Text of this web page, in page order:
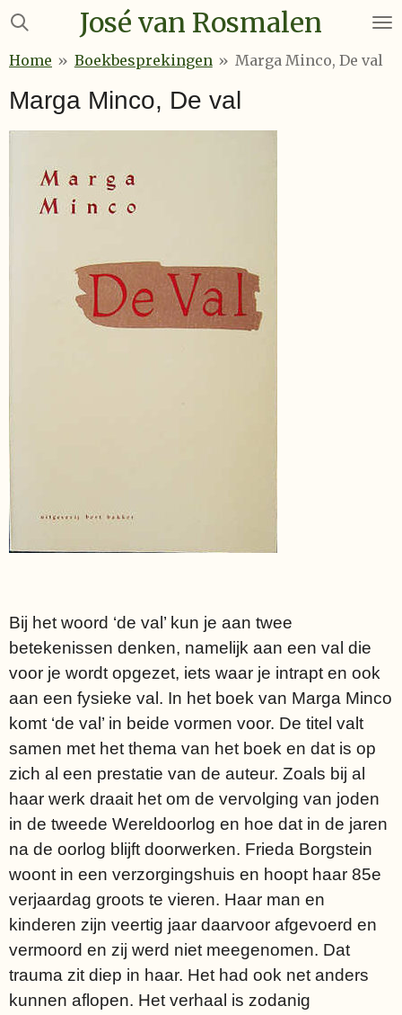
Ga
naar
hoofdinhoud
José van Rosmalen
Home » Boekbesprekingen » Marga Minco, De val
Marga Minco, De val
Bij het woord ‘de val’ kun je aan twee
betekenissen denken, namelijk aan een val die
voor je wordt opgezet, iets waar je intrapt en ook
aan een fysieke val. In het boek van Marga Minco
komt ‘de val’ in beide vormen voor. De titel valt
samen met het thema van het boek en dat is op
zich al een prestatie van de auteur. Zoals bij al
haar werk draait het om de vervolging van joden
in de tweede Wereldoorlog en hoe dat in de jaren
na de oorlog blijft doorwerken. Frieda Borgstein
woont in een verzorgingshuis en hoopt haar 85e
verjaardag groots te vieren. Haar man en
kinderen zijn veertig jaar daarvoor afgevoerd en
vermoord en zij werd niet meegenomen. Dat
trauma zit diep in haar. Het had ook net anders
kunnen aflopen. Het verhaal is zodanig